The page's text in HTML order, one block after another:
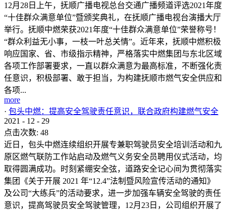
12月28日上午，抚顺广播电视总台交通广播频道评选2021年度
“十佳群众满意单位”暨颁奖典礼，在抚顺广播电视台演播大厅
举行。抚顺中燃荣获2021年度“十佳群众满意单位”荣誉称号！
“群众利益无小事，一枝一叶总关情”。近年来，抚顺中燃积极
响应国家、省、市级指示精神，严格落实中燃集团与东北区域
各项工作部署要求，一直以群众满意为最高标准，不断强化责
任意识，积极部署、敢于担当，为构建抚顺市燃气安全供应和
各项...
more
· 包头中燃：提高安全驾驶责任意识，联合政府构建燃气安全
2021 - 12 - 29
点击次数: 48
近日，包头中燃连续组织开展专兼职驾驶员安全培训活动和九
原区燃气联防工作站启动及燃气义务安全员聘用仪式活动，均
取得圆满成功。时刻紧绷安全弦，道路安全记心间为贯彻落实
集团《关于开展 2021 年“12.4”法制暨风险宣传活动的通知》
及公司“大练兵”的活动要求，进一步加强车辆安全驾驶的责任
意识，提高驾驶员安全驾驶管理，12月23日，公司组织开展了